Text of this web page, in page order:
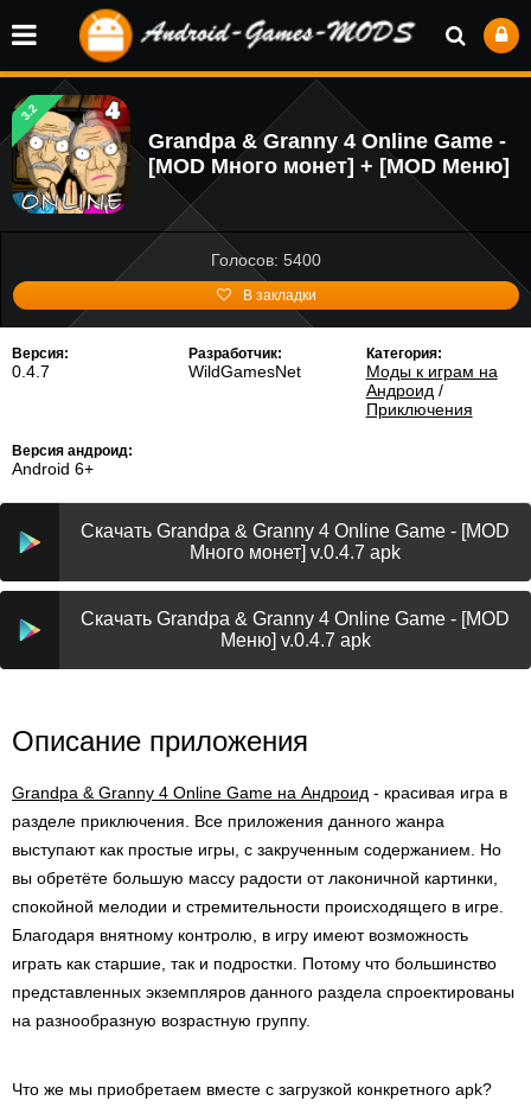
3.2
Grandpa & Granny 4 Online Game -
[MOD Много монет] + [MOD Меню]
Голосов: 5400
В закладки
Версия:
0.4.7
Разработчик:
WildGamesNet
Категория:
Моды к играм на
Андроид /
Приключения
Версия андроид:
Android 6+
Скачать Grandpa & Granny 4 Online Game - [MOD
Много монет] v.0.4.7 apk
Скачать Grandpa & Granny 4 Online Game - [MOD
Меню] v.0.4.7 apk
Описание приложения
Grandpa & Granny 4 Online Game на Андроид - красивая игра в
разделе приключения. Все приложения данного жанра
выступают как простые игры, с закрученным содержанием. Но
вы обретёте большую массу радости от лаконичной картинки,
спокойной мелодии и стремительности происходящего в игре.
Благодаря внятному контролю, в игру имеют возможность
играть как старшие, так и подростки. Потому что большинство
представленных экземпляров данного раздела спроектированы
на разнообразную возрастную группу.
Что же мы приобретаем вместе с загрузкой конкретного apk?